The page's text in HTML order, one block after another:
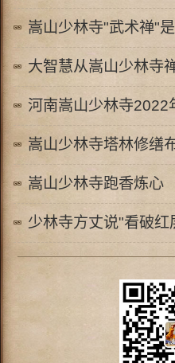
嵩山少林寺"武术禅"是少
大智慧从嵩山少林寺
河南嵩山少林寺2022年
嵩山少林寺塔林修缮
嵩山少林寺跑香炼心
少林寺方丈说"看破红